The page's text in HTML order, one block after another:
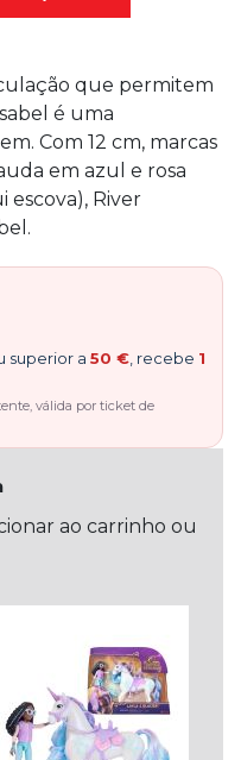
que permitem
é uma
Com 12 cm, marcas
em azul e rosa
River
superior a 50 € , recebe 1
válida por ticket de
ao carrinho ou